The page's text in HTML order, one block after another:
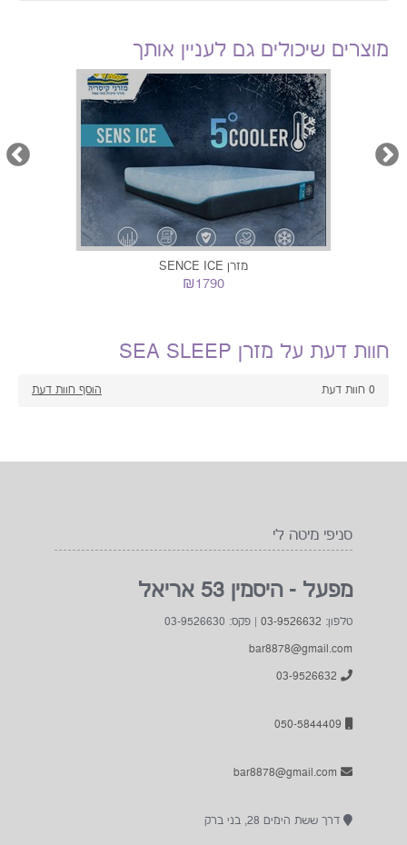
מוצרים שיכולים גם לעניין אותך
חוות דעת על מזרן SEA SLEEP
סניפי מיטה לי
מפעל - היסמין 53 אריאל
טלפון:03-9526632
03-9526632
050-5844409
bar8878@gmail.com